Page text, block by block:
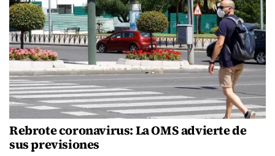
Rebrote coronavirus: La OMS advierte de
sus previsiones